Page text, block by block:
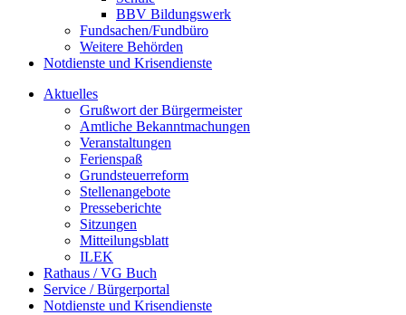
BBV Bildungswerk
Fundsachen/Fundbüro
Weitere Behörden
Notdienste und Krisendienste
Aktuelles
Grußwort der Bürgermeister
Amtliche Bekanntmachungen
Veranstaltungen
Ferienspaß
Grundsteuerreform
Stellenangebote
Presseberichte
Sitzungen
Mitteilungsblatt
ILEK
Rathaus / VG Buch
Service / Bürgerportal
Notdienste und Krisendienste